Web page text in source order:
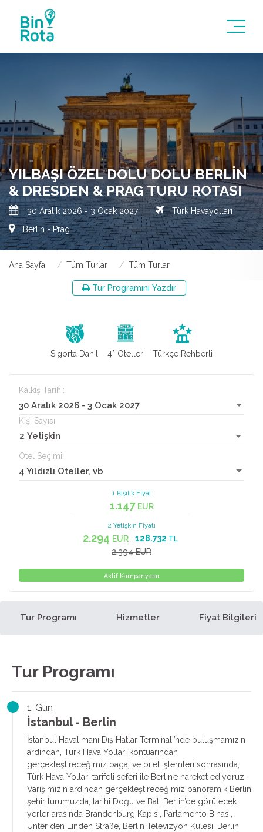
YILBAŞI ÖZEL DOLU DOLU BERLIN
& DRESDEN & PRAG TURU ROTASI
30 Aralık 2026 - 3 Ocak 2027
Türk Havayolları
Berlin - Prag
Ana Sayfa Tüm Turlar Tüm Turlar
Tur Programını Yazdır
Sigorta Dahil 4* Oteller Türkçe Rehberli
Kalkış Tarihi:
30 Aralık 2026 - 3 Ocak 2027
Kişi Sayısı
2 Yetişkin
Otel Seçimi:
4 Yıldızlı Oteller, vb
1 Kişilik Fiyat
1.147 EUR
2 Yetişkin Fiyatı
2.294 EUR 128.732 TL
2.394 EUR
Aktif Kampanyalar
Tur Programı Hizmetler Fiyat Bilgileri
Tur Programı
1. Gün
İstanbul - Berlin
İstanbul Havalimanı Dış Hatlar Terminali’nde buluşmamızın
ardından, Türk Hava Yolları kontuarından
gerçekleştireceğimiz bagaj ve bilet işlemleri sonrasında,
Türk Hava Yolları tarifeli seferi ile Berlin’e hareket ediyoruz.
Varışımızın ardından gerçekleştireceğimiz panoramik Berlin
şehir turumuzda, tarihi Doğu ve Batı Berlin’de görülecek
yerler arasında Brandenburg Kapısı, Parlamento Binası,
Unter den Linden Straße, Berlin Televizyon Kulesi, Berlin